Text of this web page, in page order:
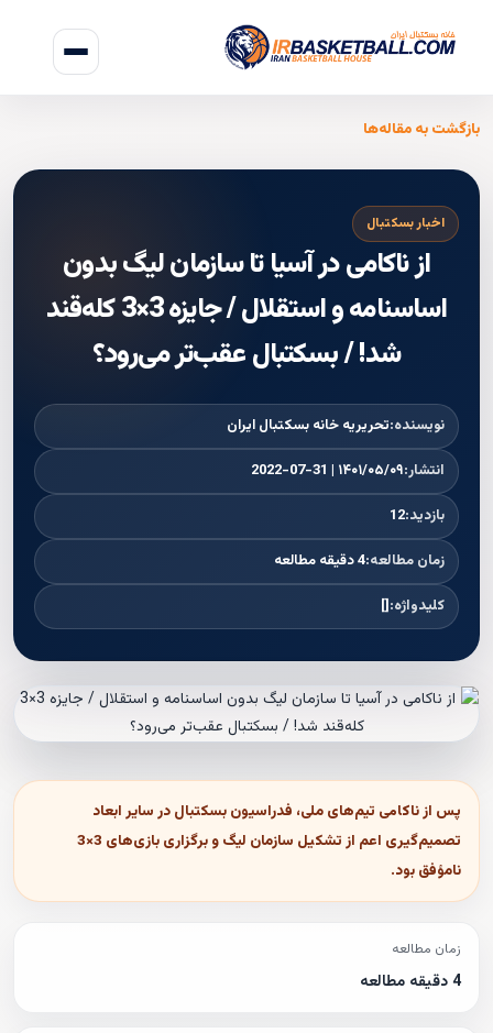
بازگشت به مقاله‌ها
اخبار بسکتبال
از ناکامی در آسیا تا سازمان لیگ بدون
اساسنامه و استقلال / جایزه 3×3 کله‌قند
شد! / بسکتبال عقب‌‌تر می‌رود؟
نویسنده:تحریریه خانه بسکتبال ایران
انتشار:۱۴۰۱/۰۵/۰۹ | 2022-07-31
بازدید:12
زمان مطالعه:4 دقیقه مطالعه
کلیدواژه:[]
پس از ناکامی تیم‌های ملی، فدراسیون بسکتبال در سایر ابعاد
تصمیم‌گیری اعم از تشکیل سازمان لیگ و برگزاری بازی‌های 3×3
نامؤفق بود.
زمان مطالعه
4 دقیقه مطالعه